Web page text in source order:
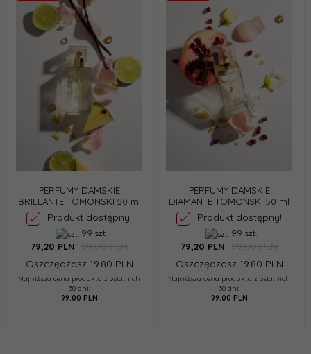
PERFUMY DAMSKIE
BRILLANTE TOMONSKI 50 ml
Produkt dostępny!
99 szt.
79,20 PLN
99,00 PLN
Oszczędzasz 19.80 PLN
Najniższa cena produktu z ostatnich
30 dni:
99.00 PLN
PERFUMY DAMSKIE
DIAMANTE TOMONSKI 50 ml
Produkt dostępny!
99 szt.
79,20 PLN
99,00 PLN
Oszczędzasz 19.80 PLN
Najniższa cena produktu z ostatnich
30 dni:
99.00 PLN